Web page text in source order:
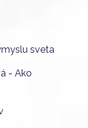
sveta
- Ako